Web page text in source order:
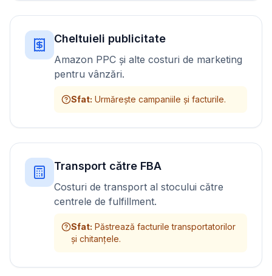
Cheltuieli publicitate
Amazon PPC și alte costuri de marketing
pentru vânzări.
Sfat: Urmărește campaniile și facturile.
Transport către FBA
Costuri de transport al stocului către
centrele de fulfillment.
Sfat: Păstrează facturile transportatorilor
și chitanțele.